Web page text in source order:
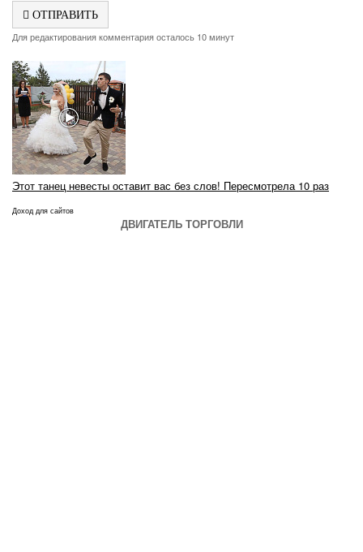
ОТПРАВИТЬ
Для редактирования комментария осталось 10 минут
Этот танец невесты оставит вас без слов! Пересмотрела 10 раз
Доход для сайтов
ДВИГАТЕЛЬ ТОРГОВЛИ